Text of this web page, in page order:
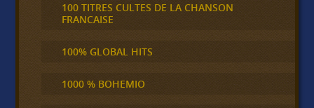
100 TITRES CULTES DE LA CHANSON
FRANCAISE
100% GLOBAL HITS
1000 % BOHEMIO